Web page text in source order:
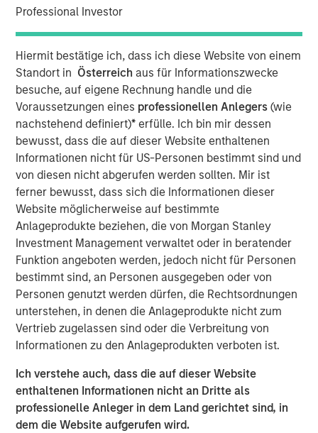
Professional Investor
Hiermit bestätige ich, dass ich diese Website von einem
Standort in Österreich aus für Informationszwecke
besuche, auf eigene Rechnung handle und die
Voraussetzungen eines professionellen Anlegers(wie
nachstehend definiert)* erfülle. Ich bin mir dessen
bewusst, dass die auf dieser Website enthaltenen
Informationen nicht für US-Personen bestimmt sind und
von diesen nicht abgerufen werden sollten. Mir ist
ferner bewusst, dass sich die Informationen dieser
Website möglicherweise auf bestimmte
Anlageprodukte beziehen, die von Morgan Stanley
Investment Management verwaltet oder in beratender
Funktion angeboten werden, jedoch nicht für Personen
bestimmt sind, an Personen ausgegeben oder von
Personen genutzt werden dürfen, die Rechtsordnungen
unterstehen, in denen die Anlageprodukte nicht zum
Vertrieb zugelassen sind oder die Verbreitung von
Informationen zu den Anlageprodukten verboten ist.
Ich verstehe auch, dass die auf dieser Website
enthaltenen Informationen nicht an Dritte als
professionelle Anleger in dem Land gerichtet sind, in
dem die Website aufgerufen wird.
Allstar, an organization that shares my strong focus on
empowering employees, driving growth and delivering
excellent service,” said Love. “The Allstar team is a clear
leader in the roofing and broader exterior home services
market, with a history of successful growth and
significant opportunities ahead. I am excited to partner
with the Allstar team to drive the next chapter of organic
growth and geographic expansion.”
Allstar has built a leading reputation across its core
Midwest markets, and is consistently recognized by
customers, partners, and peers for delivering the highest
quality and levels of service in the residential roofing
market.
“We believe Adam’s history of success in the residential
and commercial services space, combined with his
collaborative leadership style, will be an excellent fit with
the Allstar team,” said Adam Shaw, Managing Director of
Morgan Stanley Capital Partners. “We’re confident that his
deep background in single family construction, repair, and
maintenance with SMS Assist, Opendoor, and Invitation
Homes, and his expertise in building the teams,
processes and systems to rapidly scale a services-based